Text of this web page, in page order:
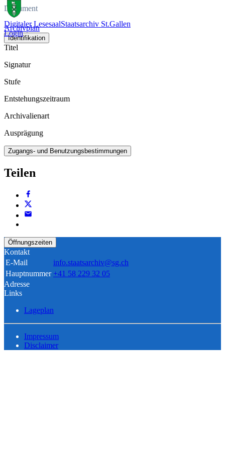
Digitaler LesesaalStaatsarchiv St.Gallen
Login
Dokument
Archivplan
Identifikation
Titel
Signatur
Stufe
Entstehungszeitraum
Archivalienart
Ausprägung
Zugangs- und Benutzungsbestimmungen
Teilen
Öffnungszeiten
Kontakt
E-Mail
info.staatsarchiv@sg.ch
Hauptnummer +41 58 229 32 05
Adresse
Links
Lageplan
Impressum
Disclaimer